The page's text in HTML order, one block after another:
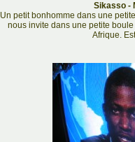
Sikasso -
Un petit bonhomme dans une
nous invite dans une petite
Afrique.